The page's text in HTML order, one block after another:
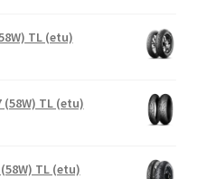
TL (etu)
(58W) TL (etu)
TL (etu)